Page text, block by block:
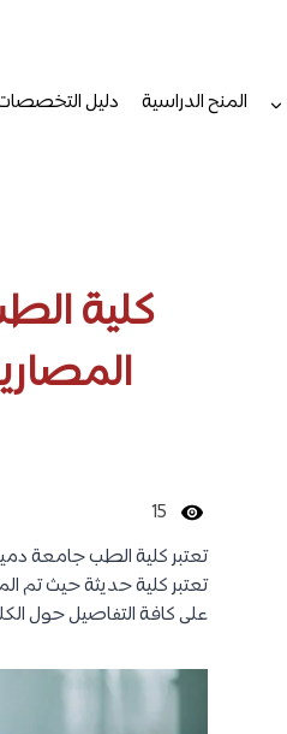
المنح الدراسية دليل
كلية
15
تعتبر كلية الطب جامعة
على كافة التفاصيل حول